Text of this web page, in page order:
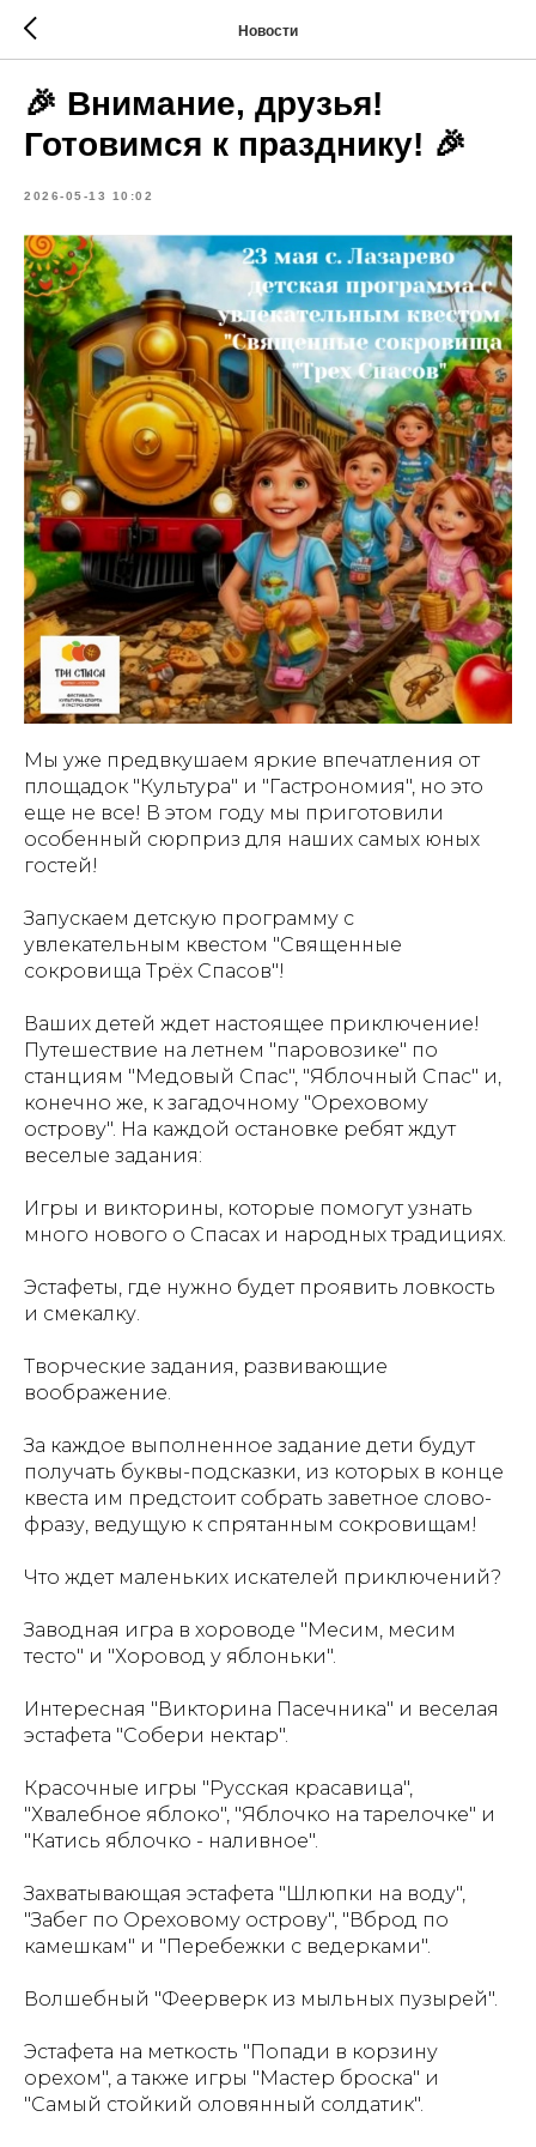
Новости
🎉 Внимание, друзья!
Готовимся к празднику! 🎉
2026-05-13 10:02
Мы уже предвкушаем яркие впечатления от
площадок "Культура" и "Гастрономия", но это
еще не все! В этом году мы приготовили
особенный сюрприз для наших самых юных
гостей!
Запускаем детскую программу с
увлекательным квестом "Священные
сокровища Трёх Спасов"!
Ваших детей ждет настоящее приключение!
Путешествие на летнем "паровозике" по
станциям "Медовый Спас", "Яблочный Спас" и,
конечно же, к загадочному "Ореховому
острову". На каждой остановке ребят ждут
веселые задания:
Игры и викторины, которые помогут узнать
много нового о Спасах и народных традициях.
Эстафеты, где нужно будет проявить ловкость
и смекалку.
Творческие задания, развивающие
воображение.
За каждое выполненное задание дети будут
получать буквы-подсказки, из которых в конце
квеста им предстоит собрать заветное слово-
фразу, ведущую к спрятанным сокровищам!
Что ждет маленьких искателей приключений?
Заводная игра в хороводе "Месим, месим
тесто" и "Хоровод у яблоньки".
Интересная "Викторина Пасечника" и веселая
эстафета "Собери нектар".
Красочные игры "Русская красавица",
"Хвалебное яблоко", "Яблочко на тарелочке" и
"Катись яблочко - наливное".
Захватывающая эстафета "Шлюпки на воду",
"Забег по Ореховому острову", "Вброд по
камешкам" и "Перебежки с ведерками".
Волшебный "Феерверк из мыльных пузырей".
Эстафета на меткость "Попади в корзину
орехом", а также игры "Мастер броска" и
"Самый стойкий оловянный солдатик".